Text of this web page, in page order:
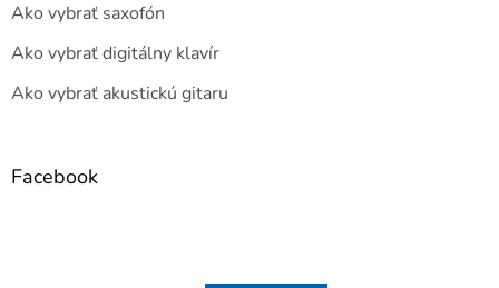
Ako vybrať saxofón
Ako vybrať digitálny klavír
Ako vybrať akustickú gitaru
Facebook